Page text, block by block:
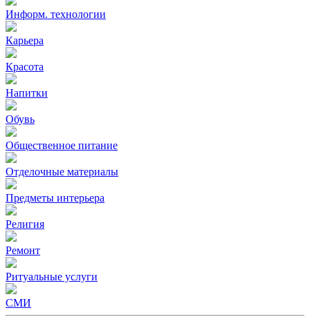
Информ. технологии
Карьера
Красота
Напитки
Обувь
Общественное питание
Отделочные материалы
Предметы интерьера
Религия
Ремонт
Ритуальные услуги
СМИ